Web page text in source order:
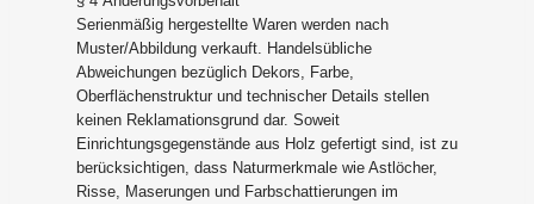
Serienmäßig hergestellte Waren werden nach
Muster/Abbildung verkauft. Handelsübliche
Abweichungen bezüglich Dekors, Farbe,
Oberflächenstruktur und technischer Details stellen
keinen Reklamationsgrund dar. Soweit
Einrichtungsgegenstände aus Holz gefertigt sind, ist zu
berücksichtigen, dass Naturmerkmale wie Astlöcher,
Risse, Maserungen und Farbschattierungen im